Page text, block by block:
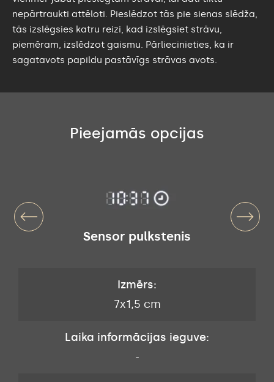
nepārtraukti attēloti. Pieslēdzot tās pie sienas slēdža,
tās izslēgsies katru reizi, kad izslēgsiet strāvu,
piemēram, izslēdzot gaismu. Pārliecinieties, ka ir
sagatavots papildu pastāvīgs strāvas avots.
Pieejamās opcijas
Sensor pulkstenis
Izmērs:
7x1,5 cm
Laika informācijas ieguve:
-